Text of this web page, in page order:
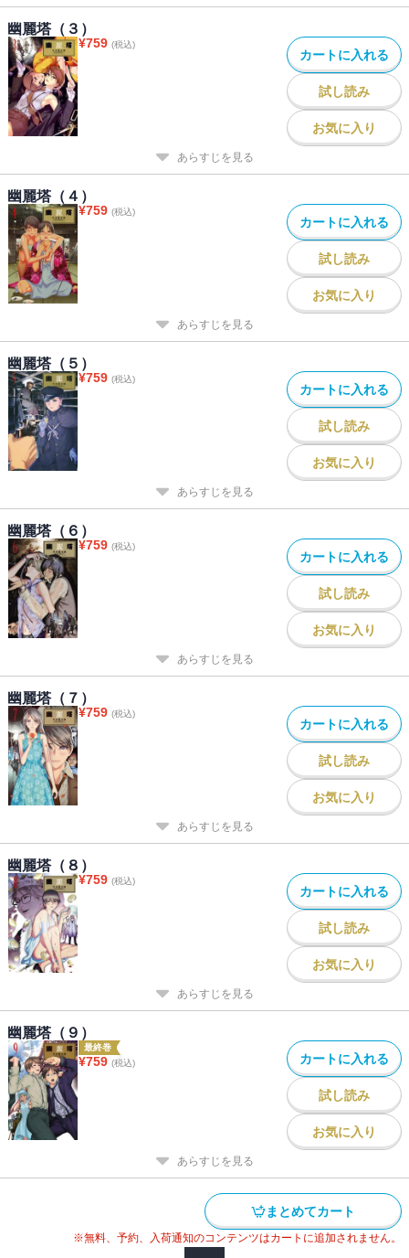
幽麗塔（３）
¥759 (税込)
カートに入れる
試し読み
お気に入り
あらすじを見る
幽麗塔（４）
¥759 (税込)
カートに入れる
試し読み
お気に入り
あらすじを見る
幽麗塔（５）
¥759 (税込)
カートに入れる
試し読み
お気に入り
あらすじを見る
幽麗塔（６）
¥759 (税込)
カートに入れる
試し読み
お気に入り
あらすじを見る
幽麗塔（７）
¥759 (税込)
カートに入れる
試し読み
お気に入り
あらすじを見る
幽麗塔（８）
¥759 (税込)
カートに入れる
試し読み
お気に入り
あらすじを見る
幽麗塔（９）
最終巻
¥759 (税込) カートに入れる
試し読み
お気に入り
あらすじを見る
まとめてカート
※無料、予約、入荷通知のコンテンツはカートに追加されません。